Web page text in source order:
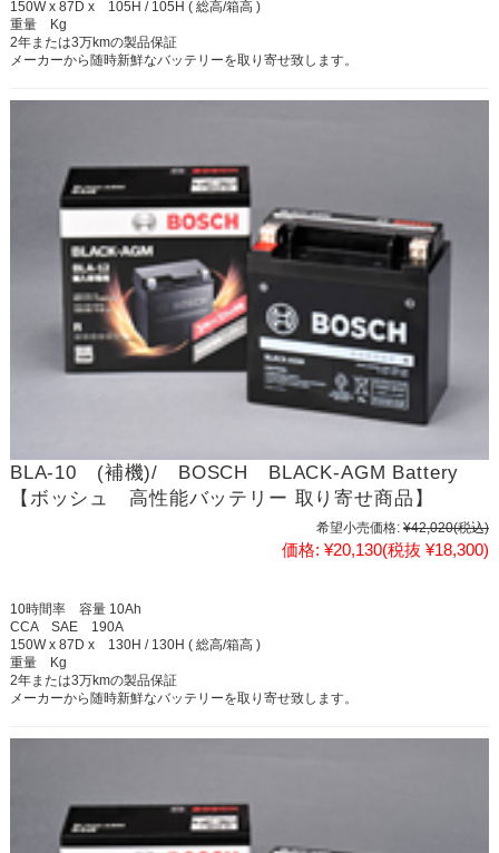
150W x 87D x 105H / 105H ( 総高/箱高 )
重量 Kg
2年または3万kmの製品保証
メーカーから随時新鮮なバッテリーを取り寄せ致します。
BLA-10 (補機)/ BOSCH BLACK-AGM Battery
【ボッシュ 高性能バッテリー 取り寄せ商品】
希望小売価格: ¥42,020(税込)
価格: ¥20,130(税抜 ¥18,300)
10時間率 容量 10Ah
CCA SAE 190A
150W x 87D x 130H / 130H ( 総高/箱高 )
重量 Kg
2年または3万kmの製品保証
メーカーから随時新鮮なバッテリーを取り寄せ致します。